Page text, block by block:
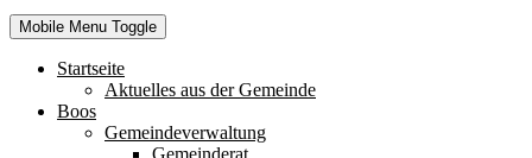
Mobile Menu Toggle
Startseite
Aktuelles aus der Gemeinde
Boos
Gemeindeverwaltung
Gemeinderat